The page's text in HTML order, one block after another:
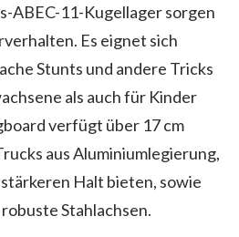
ABEC-11-Kugellager sorgen
Es eignet sich
Stunts und andere Tricks
als auch für Kinder
verfügt über 17 cm
aus Aluminiumlegierung,
Halt bieten, sowie
Stahlachsen.